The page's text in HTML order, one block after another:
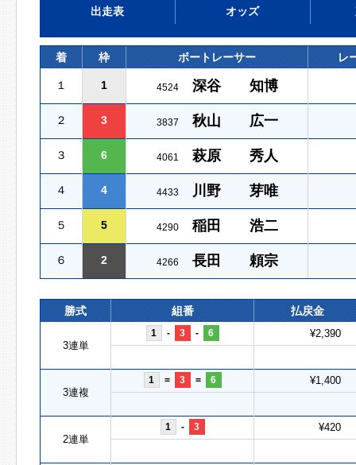
出走表 オッズ
着 枠 ボートレーサー レ
１ 1 4524 深谷 知博
２ 3 3837 秋山 広一
３ 6 4061 萩原 秀人
４ 4 4433 川野 芽唯
５ 5 4290 稲田 浩二
６ 2 4266 長田 頼宗
勝式 組番 払戻金
3連単
1 - 3 - 6 ¥2,390
3連複
1 = 3 = 6 ¥1,400
2連単
1 - 3 ¥420